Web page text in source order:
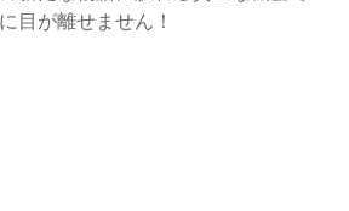
目が離せません！